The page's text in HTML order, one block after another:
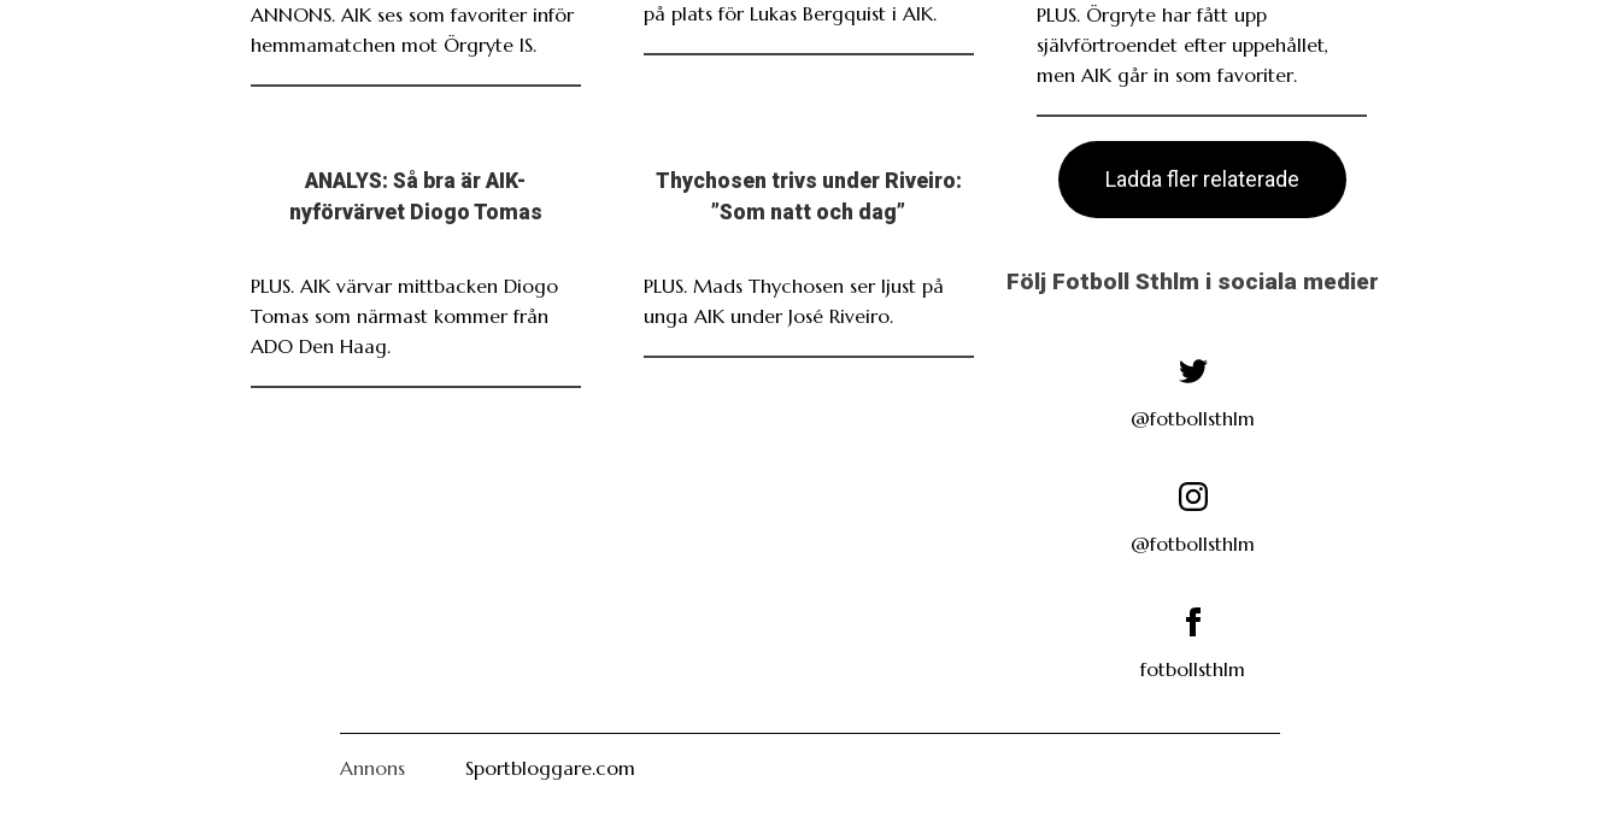
ANNONS. AIK ses som favoriter inför
hemmamatchen mot Örgryte IS.
på plats för Lukas Bergquist i AIK.
PLUS. Örgryte har fått upp
självförtroendet efter uppehållet,
men AIK går in som favoriter.
ANALYS: Så bra är AIK-
nyförvärvet Diogo Tomas
PLUS. AIK värvar mittbacken Diogo
Tomas som närmast kommer från
ADO Den Haag.
Thychosen trivs under Riveiro:
”Som natt och dag”
PLUS. Mads Thychosen ser ljust på
unga AIK under José Riveiro.
Ladda fler relaterade
Följ Fotboll Sthlm i sociala medier
@fotbollsthlm
@fotbollsthlm
fotbollsthlm
Annons Sportbloggare.com